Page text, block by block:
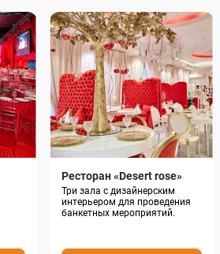
Ресторан «Desert rose»
Три зала с дизайнерским
интерьером для проведения
банкетных мероприятий.